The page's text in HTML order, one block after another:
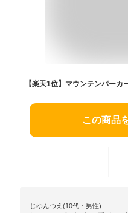
この商品
じゆんつえ(10代・男性)